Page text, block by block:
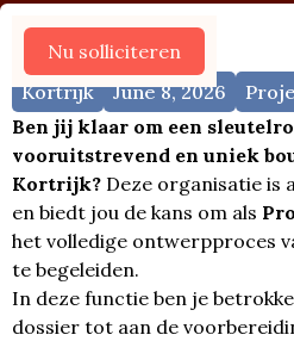
Meer vacatures
Kortrijk June 8, 2026
Ben jij klaar om een
vooruitstrevend en uniek
Kortrijk? Deze organisatie is
en biedt jou de kans om als
het volledige ontwerpproces
te begeleiden.
In deze functie ben je
dossier tot aan de
Nu solliciteren